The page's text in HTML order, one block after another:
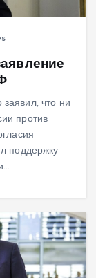
что ни
против
поддержку